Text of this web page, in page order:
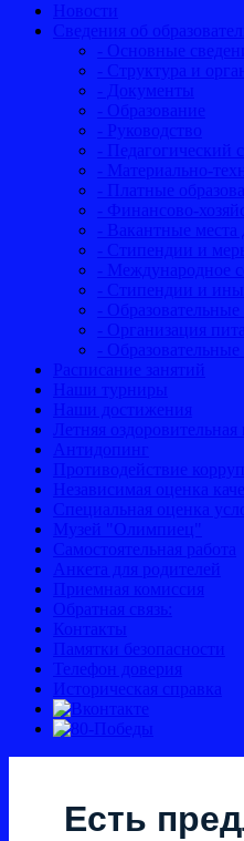
Новости
Сведения об
- Основные
- Структура и
- Документы
- Образование
- Руководство
- Педагогический
- Материально-
- Платные
- Финансово-
- Вакантные места
- Стипендии и
- Международное
- Стипендии и
- Образовательные
- Организация
-
Расписание занятий
Наши турниры
Наши достижения
Летняя
Антидопинг
Противодействие
Независимая оценка
Специальная оценка
Музей "Олимпиец"
Самостоятельная работа
Анкета для родителей
Приемная комиссия
Обратная связь:
Контакты
Памятки безопасности
Телефон доверия
Историческая справка
Есть